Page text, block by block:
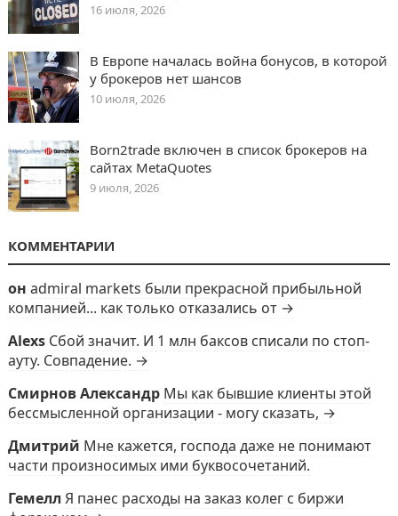
16 июля, 2026
В Европе началась война бонусов, в которой
у брокеров нет шансов
10 июля, 2026
Born2trade включен в список брокеров на
сайтах MetaQuotes
9 июля, 2026
КОММЕНТАРИИ
он admiral markets были прекрасной прибыльной
компанией... как только отказались от →
Alexs Сбой значит. И 1 млн баксов списали по стоп-
ауту. Совпадение. →
Смирнов Александр Мы как бывшие клиенты этой
бессмысленной организации - могу сказать, →
Дмитрий Мне кажется, господа даже не понимают
части произносимых ими буквосочетаний.
Гемелл Я панес расходы на заказ колег с биржи